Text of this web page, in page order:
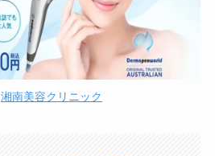
湘南美容クリニック